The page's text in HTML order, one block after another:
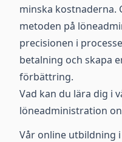
minska kostnaderna.
metoden på
precisionen i
betalning och skapa
förbättring.
Vad kan du lära dig i
löneadministration
Vår online utbildning i